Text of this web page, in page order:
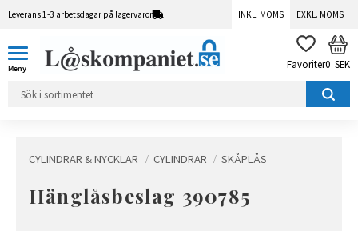
Leverans 1-3 arbetsdagar på lagervaror INKL. MOMS EXKL. MOMS
FAVORITER
0 SEK
CYLINDRAR & NYCKLAR CYLINDRAR SKÅPLÅS
Hänglåsbeslag 390785